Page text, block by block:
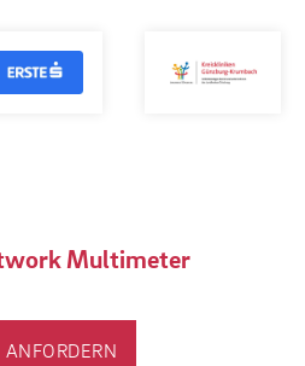
Multimeter
ANFORDERN